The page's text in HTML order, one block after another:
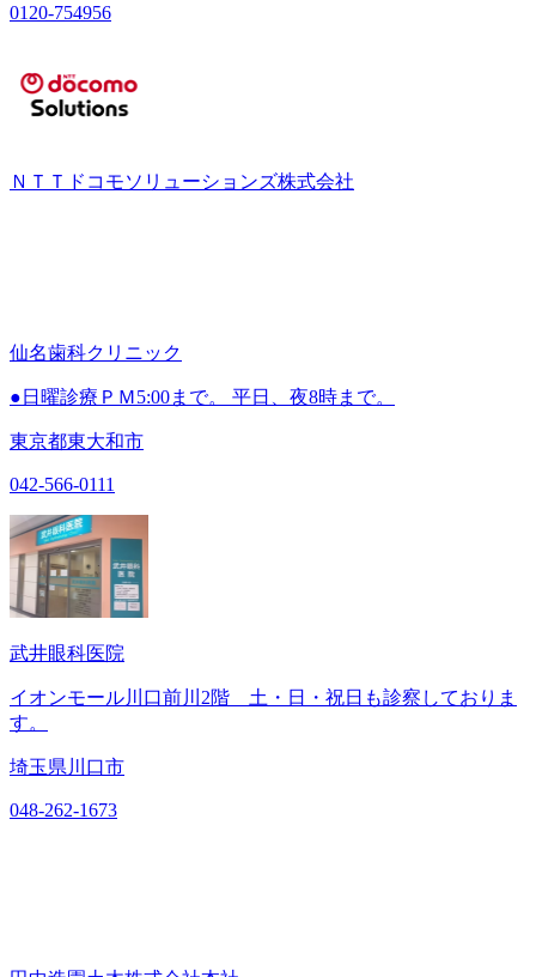
0120-754956
ＮＴＴドコモソリューションズ株式会社
仙名歯科クリニック
●日曜診療ＰＭ5:00まで。 平日、夜8時まで。
東京都東大和市
042-566-0111
武井眼科医院
イオンモール川口前川2階 土・日・祝日も診察しておりま
す。
埼玉県川口市
048-262-1673